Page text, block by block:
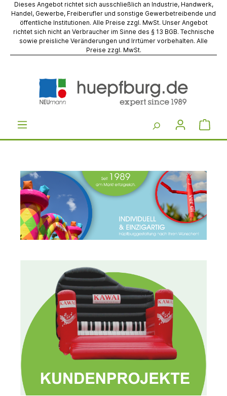
Dieses Angebot richtet sich ausschließlich an Industrie, Handwerk,
Handel, Gewerbe, Freiberufler und sonstige Gewerbetreibende und
öffentliche Institutionen. Alle Preise zzgl. MwSt. Unser Angebot
richtet sich nicht an Verbraucher im Sinne des § 13 BGB. Technische
sowie preisliche Veränderungen und Irrtümer vorbehalten. Alle
Preise zzgl. MwSt.